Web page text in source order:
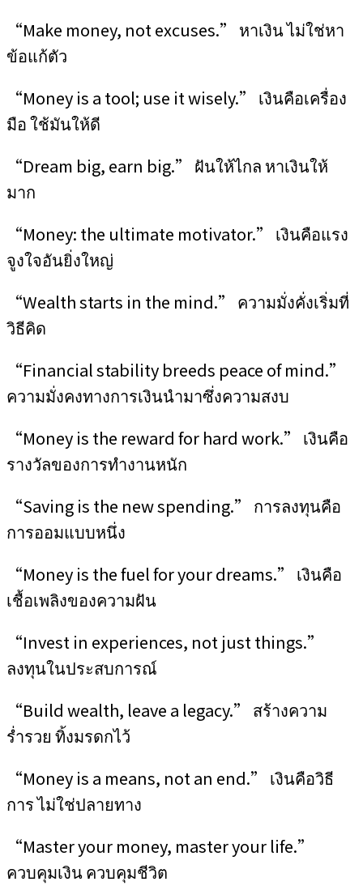
“Make money, not excuses.” หาเงิน ไม่ใช่หา
ข้อแก้ตัว
“Money is a tool; use it wisely.” เงินคือเครื่อง
มือ ใช้มันให้ดี
“Dream big, earn big.” ฝันให้ไกล หาเงินให้
มาก
“Money: the ultimate motivator.” เงินคือแรง
จูงใจอันยิ่งใหญ่
“Wealth starts in the mind.” ความมั่งคั่งเริ่มที่
วิธีคิด
“Financial stability breeds peace of mind.”
ความมั่งคงทางการเงินนำมาซึ่งความสงบ
“Money is the reward for hard work.” เงินคือ
รางวัลของการทำงานหนัก
“Saving is the new spending.” การลงทุนคือ
การออมแบบหนึ่ง
“Money is the fuel for your dreams.” เงินคือ
เชื้อเพลิงของความฝัน
“Invest in experiences, not just things.”
ลงทุนในประสบการณ์
“Build wealth, leave a legacy.” สร้างความ
ร่ำรวย ทิ้งมรดกไว้
“Money is a means, not an end.” เงินคือวิธี
การ ไม่ใช่ปลายทาง
“Master your money, master your life.”
ควบคุมเงิน ควบคุมชีวิต